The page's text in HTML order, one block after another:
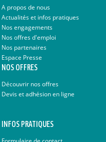
A propos de nous
Actualités et infos pratiques
Nos engagements
Nos offres d'emploi
Nos partenaires
Espace Presse
NOS OFFRES
Découvrir nos offres
Devis et adhésion en ligne
INFOS PRATIQUES